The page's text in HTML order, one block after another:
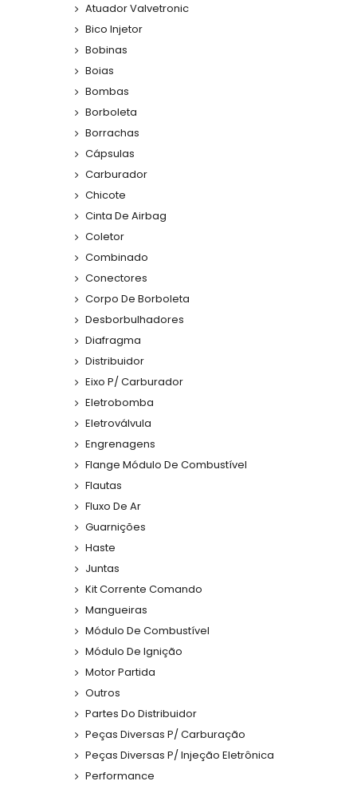
Atuador Valvetronic
Bico Injetor
Bobinas
Boias
Bombas
Borboleta
Borrachas
Cápsulas
Carburador
Chicote
Cinta De Airbag
Coletor
Combinado
Conectores
Corpo De Borboleta
Desborbulhadores
Diafragma
Distribuidor
Eixo P/ Carburador
Eletrobomba
Eletroválvula
Engrenagens
Flange Módulo De Combustível
Flautas
Fluxo De Ar
Guarnições
Haste
Juntas
Kit Corrente Comando
Mangueiras
Módulo De Combustível
Módulo De Ignição
Motor Partida
Outros
Partes Do Distribuidor
Peças Diversas P/ Carburação
Peças Diversas P/ Injeção Eletrônica
Performance